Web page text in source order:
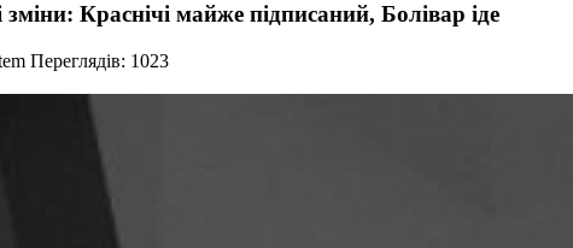
зміни: Краснічі майже підписаний, Болівар іде
Переглядів: 1023